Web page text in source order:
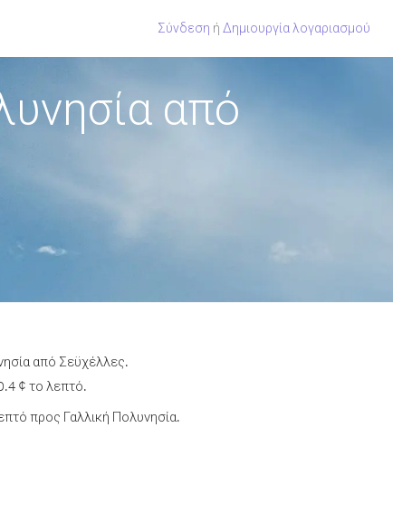
Σύνδεση ή Δημιουργία λογαριασμού
από
από Σεϋχέλλες.
¢ το λεπτό.
προς Γαλλική Πολυνησία.